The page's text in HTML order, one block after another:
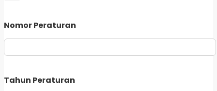
Nomor Peraturan
Tahun Peraturan